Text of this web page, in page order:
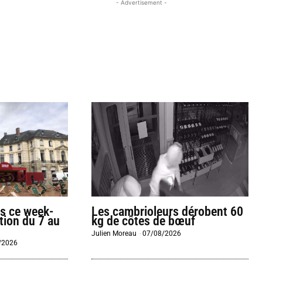
- Advertisement -
ce week-
du 7 au
Les cambrioleurs dérobent 60
kg de côtes de bœuf
Julien Moreau -07/08/2026